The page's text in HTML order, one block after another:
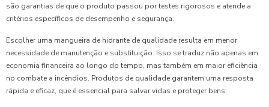
são garantias de que o produto passou por testes rigorosos e atende a
critérios específicos de desempenho e segurança.
Escolher uma mangueira de hidrante de qualidade resulta em menor
necessidade de manutenção e substituição. Isso se traduz não apenas em
economia financeira ao longo do tempo, mas também em maior eficiência
no combate a incêndios. Produtos de qualidade garantem uma resposta
rápida e eficaz, que é essencial para salvar vidas e proteger bens.